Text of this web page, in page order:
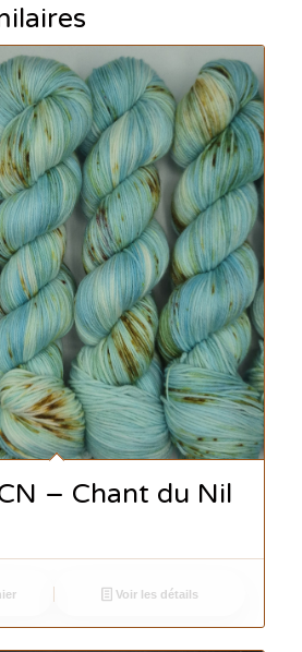
– Chant du Nil
Voir les détails